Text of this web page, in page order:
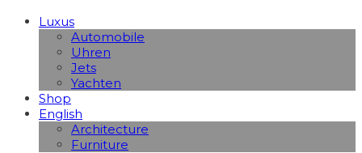
Luxus
Automobile
Uhren
Jets
Yachten
Shop
English
Architecture
Furniture